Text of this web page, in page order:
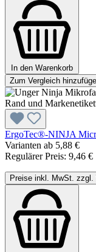
In den Warenkorb
Zum Vergleich
ErgoTec®-NINJA
Varianten ab 5,88 €
Regulärer Preis: 9,46 €
Preise inkl. MwSt. zzgl.